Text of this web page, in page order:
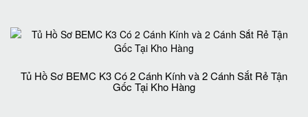
Tủ Hồ Sơ BEMC K3 Có 2 Cánh Kính và 2 Cánh Sắt Rẻ Tận
Gốc Tại Kho Hàng